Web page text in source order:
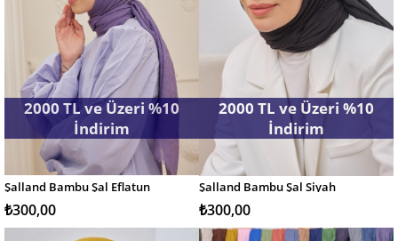
SEPETE EKLE
Şalland Bambu Şal Eflatun
2000 TL ve Üzeri %10
İndirim
₺300,00
SEPETE EKLE
Şalland Bambu Şal Siyah
2000 TL ve Üzeri %10
İndirim
₺300,00